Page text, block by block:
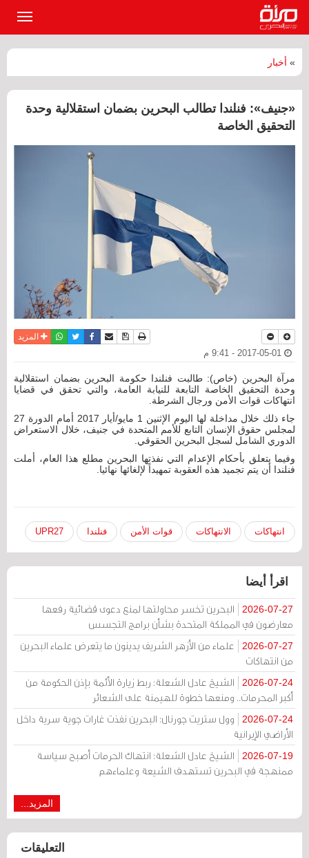
» أخبار
«جنيف»: فنلندا تطالب البحرين بضمان استقلالية وحدة
التحقيق الخاصة
نسخة للطباعة
حفظ الموضوع
أرسل الى صديق
فيسبوكتويترواتسابالمزيد
مرآة البحرين (خاص): طالبت فنلندا حكومة البحرين بضمان استقلالية
وحدة التحقيق الخاصة التابعة للنيابة العامة، والتي تحقق في قضايا
انتهاكات قوات الأمن ورجال الشرطة.
جاء ذلك خلال مداخلة لها اليوم الإثنين 1 مايو/أيار 2017 أمام الدورة 27
لمجلس حقوق الإنسان التابع للأمم المتحدة في جنيف، خلال الاستعراض
الدوري الشامل لسجل البحرين الحقوقي.
وفيما يتعلق بأحكام الإعدام التي نفذتها البحرين مطلع هذا العام، أملت
فنلندا أن يتم تجميد هذه العقوبة تمهيداً لإلغائها نهائيا.
انتهاكات الانتهاكات قوات الأمن فنلندا UPR27
اقرأ أيضا
2026-07-27
البحرين تخسر محاولتها لمنع دعوى قضائية رفعها
معارضون في المملكة المتحدة بشأن برامج التجسس
2026-07-27
علماء من الأزهر الشريف يدينون ما يتعرض علماء البحرين
من انتهاكات
2026-07-24
الشيخ عادل الشعلة: ربط زيارة الأئمة بإذن الحكومة من
أكبر المحرمات.. ومنعها خطوة للهيمنة على الشعائر
2026-07-24
وول ستريت جورنال: البحرين نفذت غارات جوية سرية داخل
الأراضي الإيرانية
2026-07-19
الشيخ عادل الشعلة: انتهاك الحرمات أصبح سياسة
ممنهجة في البحرين تستهدف الشيعة وعلماءهم
المزيد...
التعليقات